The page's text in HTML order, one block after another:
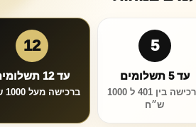
5
עד 5 תשלומים
ברכישה בין 401 ל 1000
ש״ח
12
עד 12 תשלומים
ברכישה מעל 1000 ש״ח